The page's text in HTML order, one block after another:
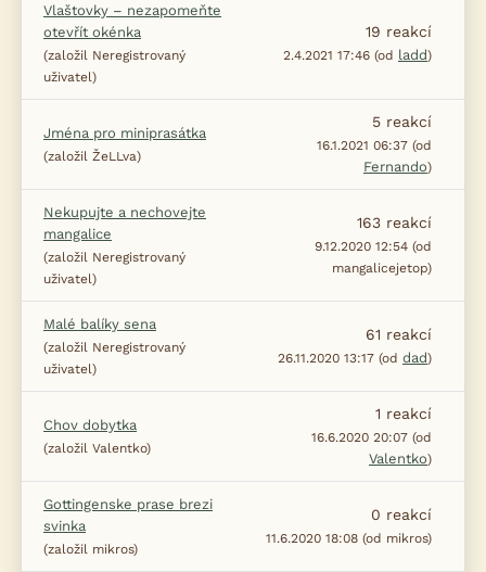
Vlaštovky – nezapomeňte
otevřít okénka
(založil Neregistrovaný
uživatel)
19 reakcí
2.4.2021 17:46 (od ladd)
Jména pro miniprasátka
(založil ŽeLLva)
5 reakcí
16.1.2021 06:37 (od
Fernando)
Nekupujte a nechovejte
mangalice
(založil Neregistrovaný
uživatel)
163 reakcí
9.12.2020 12:54 (od
mangalicejetop)
Malé balíky sena
(založil Neregistrovaný
uživatel)
61 reakcí
26.11.2020 13:17 (od dad)
Chov dobytka
(založil Valentko)
1 reakcí
16.6.2020 20:07 (od
Valentko)
Gottingenske prase brezi
svinka
(založil mikros)
0 reakcí
11.6.2020 18:08 (od mikros)